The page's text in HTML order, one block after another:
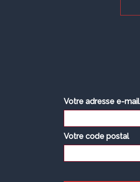
Votre adresse e-mail
Votre code postal